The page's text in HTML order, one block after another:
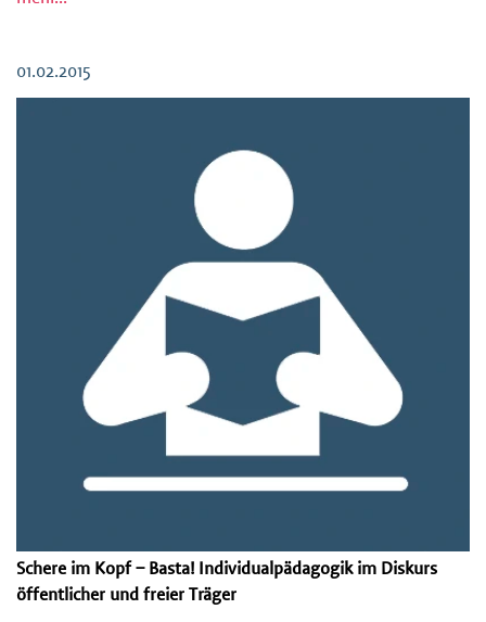
01.02.2015
Schere im Kopf – Basta! Individualpädagogik im Diskurs
öffentlicher und freier Träger